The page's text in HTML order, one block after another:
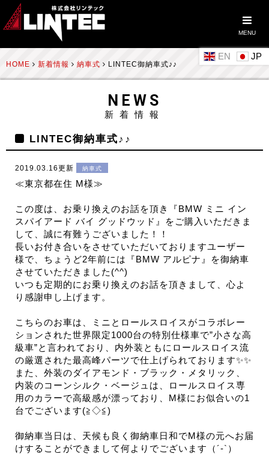
MENU
EN
HOME 新着情報 納車式 LINTEC御納車式♪♪
NEWS
新着情報
LINTEC御納車式♪♪
2019.03.16更新 納車式
≪東京都在住 M様≫
この度は、お乗り換えのお話を頂き『BMW ミニ イン
スパイアード バイ グッドウッド』をご購入いただきま
して、誠に有難うございました！！
長いお付き合いをさせていただいておりますユーザー
様で、ちょうど2年前には『BMW アルピナ』を御納車
させていただきました(^^)
いつも定期的にお乗り換えのお話を頂きまして、心よ
り感謝申し上げます。
こちらのお車は、ミニとロールスロイスがコラボレー
ションされた世界限定1000台の特別仕様車で”小さな高
級車”と言われており、内外装ともにロールスロイス流
の厳選された最高峰パーツで仕上げられております✨✨
また、外装のダイアモンド・ブラック・メタリック、
内装のコーンシルク・ベージュは、ロールスロイス専
用のカラーで高級感が漂っており、M様にお似合いの1
台でございます(≧◇≦)
御納車当日は、天候も良く御納車日和でM様の元へお届
けすることができまして何よりでございます（´-`）